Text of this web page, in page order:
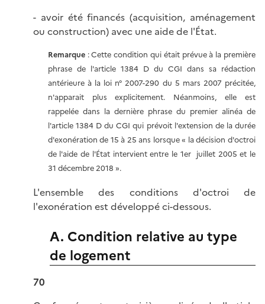
- avoir été financés (acquisition, aménagement
ou construction) avec une aide de l'État.
Remarque : Cette condition qui était prévue à la première
phrase de l'article 1384 D du CGI dans sa rédaction
antérieure à la loi n° 2007-290 du 5 mars 2007 précitée,
n'apparait plus explicitement. Néanmoins, elle est
rappelée dans la dernière phrase du premier alinéa de
l'article 1384 D du CGI qui prévoit l'extension de la durée
d'exonération de 15 à 25 ans lorsque « la décision d'octroi
de l'aide de l'État intervient entre le 1er juillet 2005 et le
31 décembre 2018 ».
L'ensemble des conditions d'octroi de
l'exonération est développé ci-dessous.
A. Condition relative au type
de logement
70